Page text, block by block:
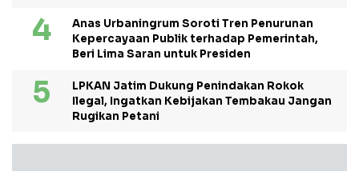
Anas Urbaningrum Soroti Tren Penurunan
Kepercayaan Publik terhadap Pemerintah,
Beri Lima Saran untuk Presiden
LPKAN Jatim Dukung Penindakan Rokok
Ilegal, Ingatkan Kebijakan Tembakau Jangan
Rugikan Petani